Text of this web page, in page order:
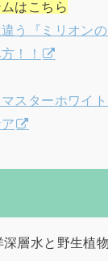
はこちら
う『ミリオン
！！
スターホワイ
深層水と野生植